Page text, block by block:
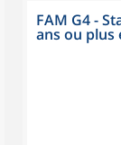
FAM G4 -
ans ou plus